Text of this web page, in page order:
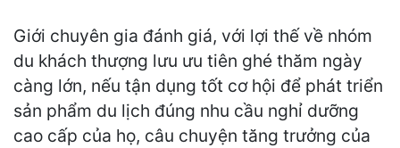
Giới chuyên gia đánh giá, với lợi thế về nhóm
du khách thượng lưu ưu tiên ghé thăm ngày
càng lớn, nếu tận dụng tốt cơ hội để phát triển
sản phẩm du lịch đúng nhu cầu nghỉ dưỡng
cao cấp của họ, câu chuyện tăng trưởng của